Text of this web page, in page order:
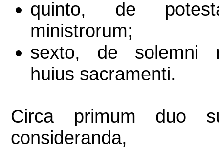
quinto, de
ministrorum;
sexto, de solemni
huius sacramenti.
Circa primum duo
consideranda,